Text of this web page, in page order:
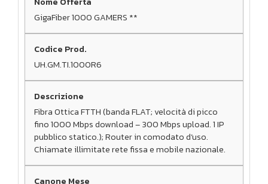
GigaFiber 1000 GAMERS **
UH.GM.TI.1000R6
Fibra Ottica FTTH (banda FLAT; velocità di picco
fino 1000 Mbps download – 300 Mbps upload. 1 IP
pubblico statico.); Router in comodato d’uso.
Chiamate illimitate rete fissa e mobile nazionale.